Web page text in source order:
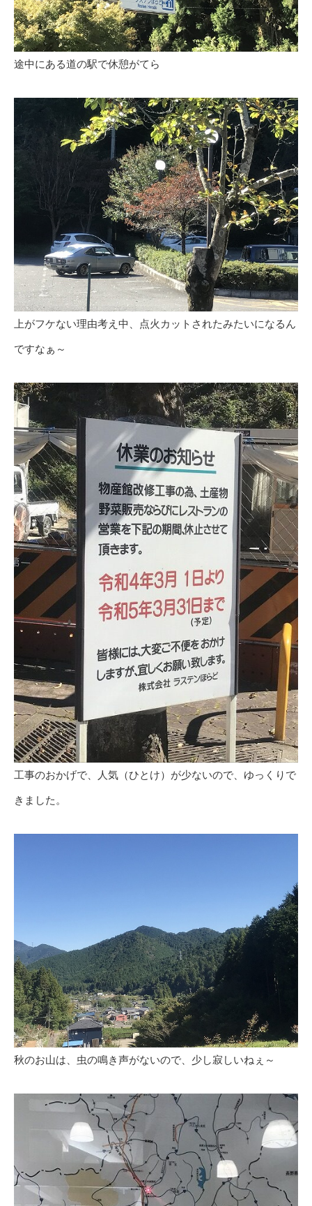
途中にある道の駅で休憩がてら
上がフケない理由考え中、点火カットされたみたいになるん
ですなぁ～
工事のおかげで、人気（ひとけ）が少ないので、ゆっくりで
きました。
秋のお山は、虫の鳴き声がないので、少し寂しいねぇ～